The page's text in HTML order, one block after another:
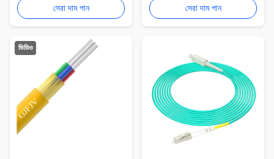
কাছে সরবরাহ করতে ব্যবহৃত হয়।তারা
বিশেষভাবে নিম্নলিখিত বৈশিষ্ট্য সঙ্গে ডিজাইন
ক্যাবলগুলি বহিরঙ্গন বিতরণ লাইন এবং
অভ্যন্তরীণ ব্যবহারকারী টার্মি...
সেরা দাম পান
যোগাযোগকে একত্রিত করে। বৈশিষ্ট্য
72/96/144 মূল কনফিগারেশন, উচ্চ যান্ত্রিক
সেরা দাম পান
ভিডিও